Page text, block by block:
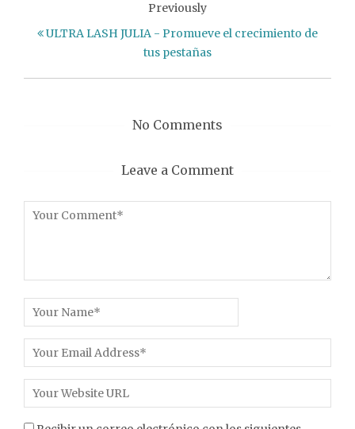
Previously
ULTRA LASH JULIA - Promueve el crecimiento de
tus pestañas
No Comments
Leave a Comment